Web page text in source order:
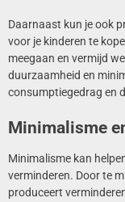
Daarnaast kun je ook
voor je kinderen te
meegaan en vermijd
duurzaamheid en
consumptiegedrag en
Minimalisme
Minimalisme kan
verminderen. Door te
produceert